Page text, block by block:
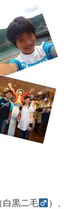
白黒二毛
）、